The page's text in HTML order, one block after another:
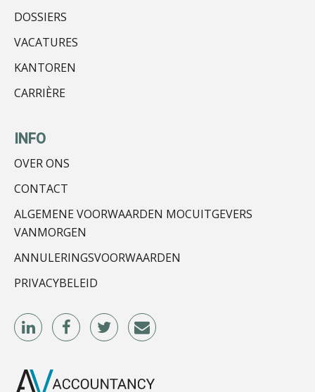
Tom Berkhout
Jan van Wijngaarden
DOSSIERS
VACATURES
KANTOREN
CARRIÈRE
INFO
OVER ONS
CONTACT
ALGEMENE VOORWAARDEN MOCUITGEVERS
VANMORGEN
ANNULERINGSVOORWAARDEN
PRIVACYBELEID